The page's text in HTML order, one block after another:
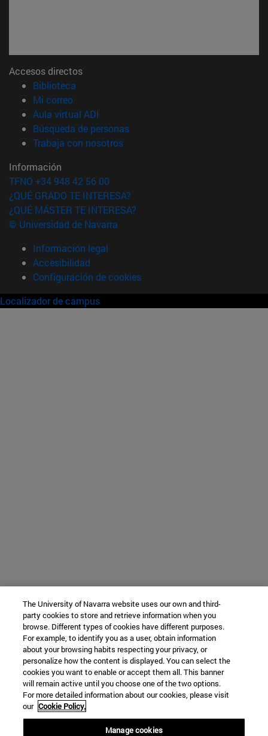
Accesos directos
Biblioteca
Mi correo(abre en nueva ventana)
Aula virtual ADI
Búsqueda de personas(abre en nueva ventana)
Trabaja con nosotros(abre en nueva ventana)
Información
TFNO +34 948 42 56 00
¿QUÉ GRADO TE INTERESA?
¿QUÉ MÁSTER TE INTERESA?
© Universidad de Navarra
Información legal
Accesibilidad
Configuración de cookies
Localizador de campus
The University of Navarra website uses our own and third-
party cookies to store and retrieve information when you
browse. Different types of cookies have different purposes.
For example, to identify you as a user, obtain information
about your browsing habits respecting your privacy, or
personalize how the content is displayed. You can select the
cookies you want to enable or accept them all. This banner
will remain active until you choose one of the two options.
For more detailed information about our cookies, please visit
our Cookie Policy.
Manage cookies